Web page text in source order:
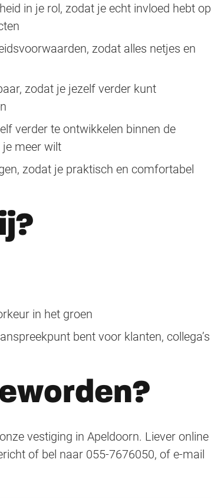
in je rol, zodat je echt invloed hebt op
zodat alles netjes en
zodat je jezelf verder kunt
verder te ontwikkelen binnen de
meer wilt
zodat je praktisch en comfortabel
in het groen
bent voor klanten, collega’s
vestiging in Apeldoorn. Liever online
of bel naar 055-7676050, of e-mail